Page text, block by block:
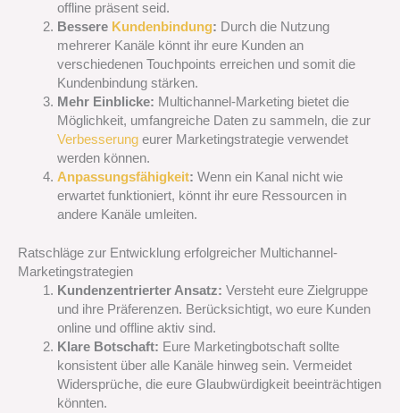
offline präsent seid.
Bessere Kundenbindung: Durch die Nutzung
mehrerer Kanäle könnt ihr eure Kunden an
verschiedenen Touchpoints erreichen und somit die
Kundenbindung stärken.
Mehr Einblicke: Multichannel-Marketing bietet die
Möglichkeit, umfangreiche Daten zu sammeln, die zur
Verbesserungeurer Marketingstrategie verwendet
werden können.
Anpassungsfähigkeit: Wenn ein Kanal nicht wie
erwartet funktioniert, könnt ihr eure Ressourcen in
andere Kanäle umleiten.
Ratschläge zur Entwicklung erfolgreicher Multichannel-
Marketingstrategien
Kundenzentrierter Ansatz: Versteht eure Zielgruppe
und ihre Präferenzen. Berücksichtigt, wo eure Kunden
online und offline aktiv sind.
Klare Botschaft: Eure Marketingbotschaft sollte
konsistent über alle Kanäle hinweg sein. Vermeidet
Widersprüche, die eure Glaubwürdigkeit beeinträchtigen
könnten.